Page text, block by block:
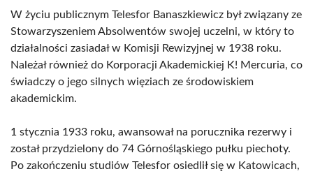
W życiu publicznym Telesfor Banaszkiewicz był związany ze
Stowarzyszeniem Absolwentów swojej uczelni, w który to
działalności zasiadał w Komisji Rewizyjnej w 1938 roku.
Należał również do Korporacji Akademickiej K! Mercuria, co
świadczy o jego silnych więziach ze środowiskiem
akademickim.
1 stycznia 1933 roku, awansował na porucznika rezerwy i
został przydzielony do 74 Górnośląskiego pułku piechoty.
Po zakończeniu studiów Telesfor osiedlił się w Katowicach,